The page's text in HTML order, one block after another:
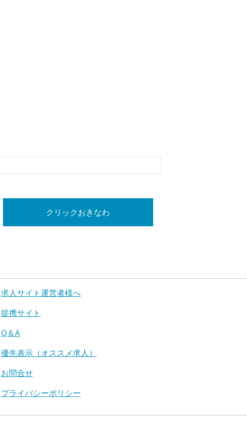
クリックおきなわ
求人サイト運営者様へ
提携サイト
Q＆A
優先表示（オススメ求人）
お問合せ
プライバシーポリシー